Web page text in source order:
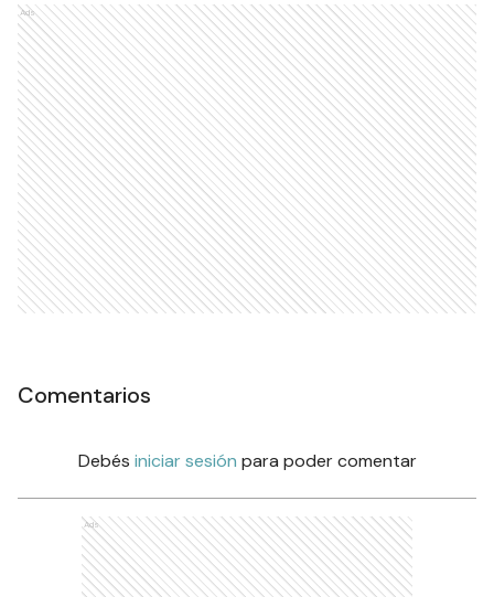
Ads
Comentarios
Debés iniciar sesión para poder comentar
Ads